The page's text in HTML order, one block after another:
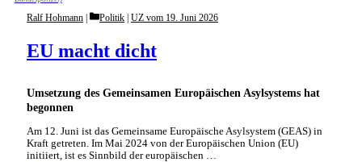
Umsetzung des Gemeinsamen Europäischen Asylsystems hat
begonnen
EU macht dicht
Ralf Hohmann Categories
Politik UZ vom 19. Juni 2026
Am 12. Juni ist das Gemeinsame Europäische Asylsystem (GEAS) in
Kraft getreten. Im Mai 2024 von der Europäischen Union (EU)
initiiert, ist es Sinnbild der europäischen …